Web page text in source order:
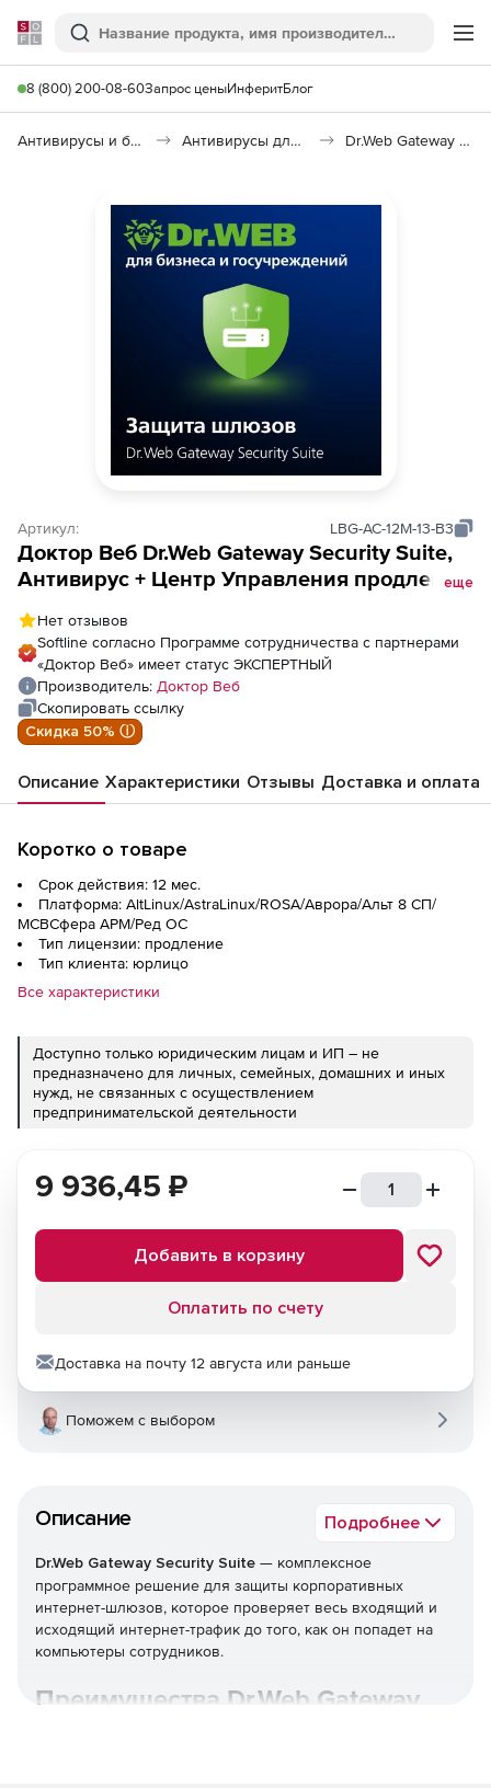
Softline
Поиск
8 (800) 200-08-60Запрос ценыИнферитБлог
Антивирусы и безопасность Антивирусы для организаций Dr.Web Gateway Security Suite
Артикул: LBG-AC-12M-13-B3
Доктор Веб Dr.Web Gateway Security Suite,
Антивирус + Центр Управления продление
еще
Нет отзывов
Softline согласно Программе сотрудничества с партнерами
«Доктор Веб» имеет статус ЭКСПЕРТНЫЙ
Производитель: Доктор Веб
Скопировать ссылку
Скидка 50% ⓘ
Описание Характеристики Отзывы Доставка и оплата
Коротко о товаре
Срок действия: 12 мес.
Платформа: AltLinux/AstraLinux/ROSA/Аврора/Альт 8 СП/
МСВСфера АРМ/Ред ОС
Тип лицензии: продление
Тип клиента: юрлицо
Все характеристики
Доступно только юридическим лицам и ИП – не
предназначено для личных, семейных, домашних и иных
нужд, не связанных с осуществлением
предпринимательской деятельности
Описание Подробнее
Dr.Web Gateway Security Suite — комплексное
программное решение для защиты корпоративных
интернет-шлюзов, которое проверяет весь входящий и
исходящий интернет-трафик до того, как он попадет на
компьютеры сотрудников.
Преимущества Dr.Web Gateway
9 936,45 ₽
Добавить в корзину
Оплатить по счету
Доставка на почту 12 августа или раньше
Поможем с выбором